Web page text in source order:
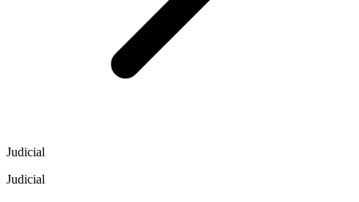
Judicial
Judicial